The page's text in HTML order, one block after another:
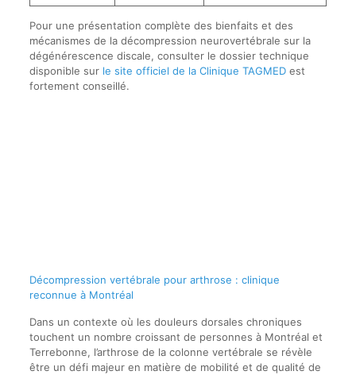
Pour une présentation complète des bienfaits et des
mécanismes de la décompression neurovertébrale sur la
dégénérescence discale, consulter le dossier technique
disponible sur le site officiel de la Clinique TAGMEDest
fortement conseillé.
Décompression vertébrale pour arthrose : clinique
reconnue à Montréal
Dans un contexte où les douleurs dorsales chroniques
touchent un nombre croissant de personnes à Montréal et
Terrebonne, l’arthrose de la colonne vertébrale se révèle
être un défi majeur en matière de mobilité et de qualité de